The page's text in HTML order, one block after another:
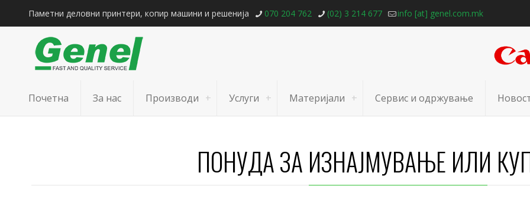
Паметни деловни принтери, копир машини и решенија 070 204 762 (02) 3 214 677 info [at] genel.com.mk
Почетна За нас Производи Услуги Материјали Сервис и одржување
ПОНУДА ЗА ИЗНАЈМУВАЊЕ ИЛИ